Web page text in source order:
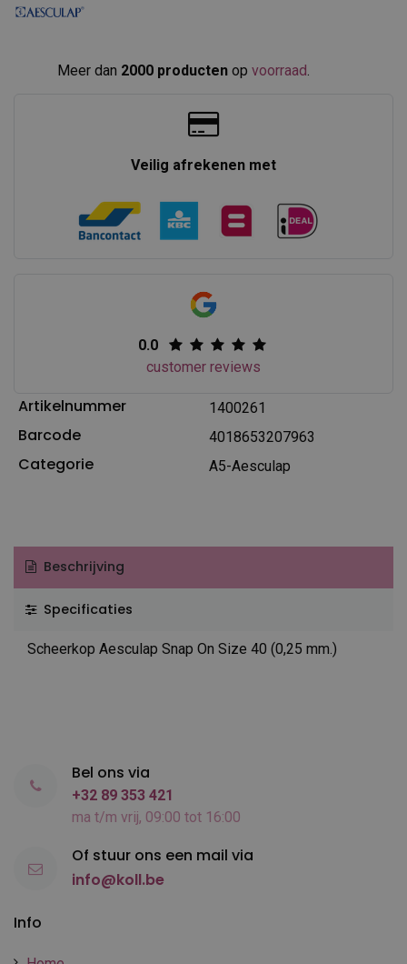
Meer dan 2000 producten op voorraad
Veilig afrekenen met
0.0
customer reviews
Artikelnummer 1400261
Barcode 4018653207963
Categorie A5-Aesculap
Beschrijving
Specificaties
Scheerkop Aesculap Snap On Size 40 (0,25 mm.)
Info
Bel ons via
+32 89 353 421
ma t/m vrij, 09:00 tot 16:00
Of stuur ons een mail via
info@koll.be